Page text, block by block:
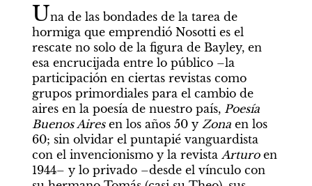
Una de las bondades de la tarea de
hormiga que emprendió Nosotti es el
rescate no solo de la figura de Bayley, en
esa encrucijada entre lo público –la
participación en ciertas revistas como
grupos primordiales para el cambio de
aires en la poesía de nuestro país, Poesía
Buenos Aires en los años 50 y Zona en los
60; sin olvidar el puntapié vanguardista
con el invencionismo y la revista Arturo en
1944– y lo privado –desde el vínculo con